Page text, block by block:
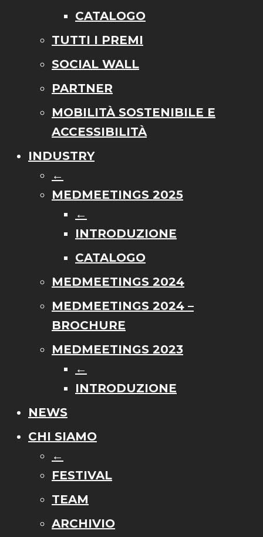
CATALOGO
TUTTI I PREMI
SOCIAL WALL
PARTNER
MOBILITÀ SOSTENIBILE E
ACCESSIBILITÀ
INDUSTRY
←
MEDMEETINGS 2025
←
INTRODUZIONE
CATALOGO
MEDMEETINGS 2024
MEDMEETINGS 2024 –
BROCHURE
MEDMEETINGS 2023
←
INTRODUZIONE
NEWS
CHI SIAMO
←
FESTIVAL
TEAM
ARCHIVIO